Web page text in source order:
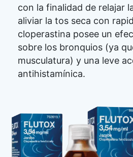
con la finalidad de relajar
aliviar la tos seca con
cloperastina posee un
sobre los bronquios (ya
musculatura) y una leve
antihistamínica.